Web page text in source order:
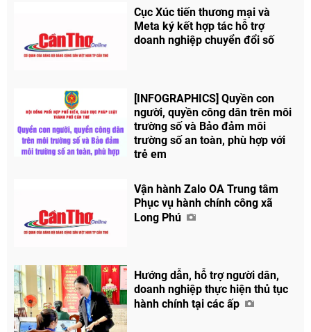
Chia sẻ
Facebook
Cục Xúc tiến thương mại và
Meta ký kết hợp tác hỗ trợ
doanh nghiệp chuyển đổi số
[INFOGRAPHICS] Quyền con
người, quyền công dân trên môi
trường số và Bảo đảm môi
trường số an toàn, phù hợp với
trẻ em
Vận hành Zalo OA Trung tâm
Phục vụ hành chính công xã
Long Phú
Hướng dẫn, hỗ trợ người dân,
doanh nghiệp thực hiện thủ tục
hành chính tại các ấp